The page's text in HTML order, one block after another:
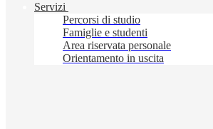
Servizi
Percorsi di studio
Famiglie e studenti
Area riservata personale
Orientamento in uscita